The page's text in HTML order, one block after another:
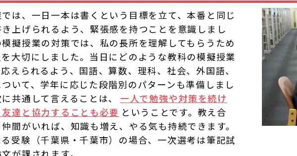
は、一日一本は書くという目標を立て、本番と同じ
上げられるよう、緊張感を持つことを意識しまし
擬授業の対策では、私の長所を理解してもらうため
大切にしました。当日にどのような教科の模擬授業
えられるよう、国語、算数、理科、社会、外国語、
いて、学年に応じた段階別のパターンも準備しまし
共通して言えることは、
一人で勉強や対策を続け
達と協力することも必要 ということです。教え合
間がいれば、知識も増え、やる気も持続できます。
受験（千葉県・千葉市）の場合、一次選考は筆記試
が課されます。